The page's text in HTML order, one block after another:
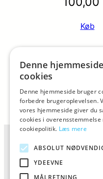
Køb
Varefakta Navn:
Fortrydelsesret:
her: gå til shop
Categorys:Uncategorized
Varmærker:
Denne
cookies
Denne hjemmeside bruger
forbedre brugeroplevelsen.
vores hjemmeside giver du
cookies i overensstemmelse
cookiepolitik. Læs mere
ABSOLUT
YDEEVNE
MÅLRETNING